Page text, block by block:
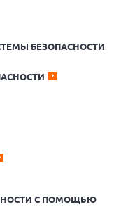
БЕЗОПАСНОСТИ
С ПОМОЩЬЮ